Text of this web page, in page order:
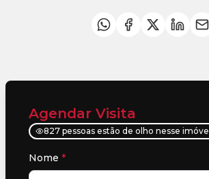
Agendar Visita
827 pessoas estão de olho nesse imóvel
Nome *